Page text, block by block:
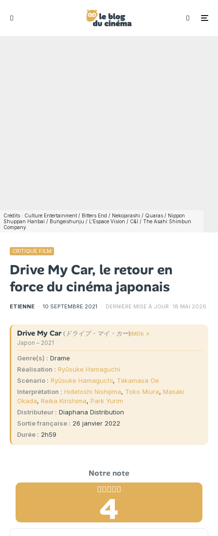
Crédits : Culture Entertainment / Bitters End / Nekojarashi / Quaras / Nippon
Shuppan Hanbai / Bungeishunju / L'Espace Vision / C&I / The Asahi Shimbun
Company
CRITIQUE FILM
Drive My Car, le retour en
force du cinéma japonais
ETIENNE · 10 SEPTEMBRE 2021 · DERNIÈRE MISE À JOUR: 18 MAI 2026
Drive My Car(ドライブ・マイ・カー)IMDb ↗
Japon – 2021
Genre(s)
Drame
Réalisation
Ryūsuke Hamaguchi
Scénario
Ryūsuke Hamaguchi, Takamasa Oe
Interprétation
Hidetoshi Nishijima, Toko Miura, Masaki
Okada, Reika Kirishima, Park Yurim
Distributeur
Diaphana Distribution
Sortie française
26 janvier 2022
Durée
2h59
4